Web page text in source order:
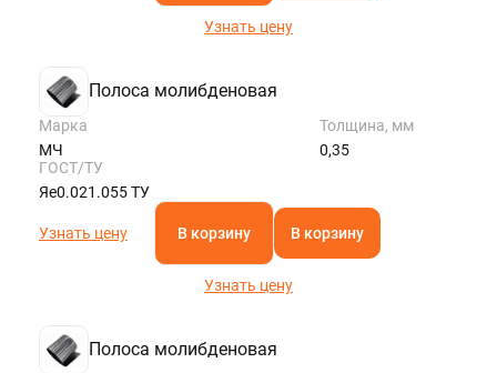
Узнать цену
Полоса молибденовая
Марка
МЧ
Толщина, мм
0,35
ГОСТ/ТУ
Яе0.021.055 ТУ
Узнать цену В корзину В корзину
Узнать цену
Полоса молибденовая